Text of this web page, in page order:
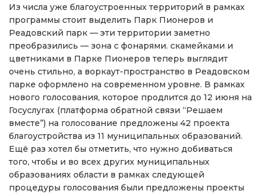
Из числа уже благоустроенных территорий в рамках
программы стоит выделить Парк Пионеров и
Реадовский парк — эти территории заметно
преобразились — зона с фонарями. скамейками и
цветниками в Парке Пионеров теперь выглядит
очень стильно, а воркаут-пространство в Реадовском
парке оформлено на современном уровне. В рамках
нового голосования, которое продлится до 12 июня на
Госуслугах (платформа обратной связи “Решаем
вместе”) на голосование предложены 42 проекта
благоустройства из 11 муниципальных образований.
Ещё раз хотел бы отметить, что нужно добиваться
того, чтобы и во всех других муниципальных
образованиях области в рамках следующей
процедуры голосования были предложены проекты